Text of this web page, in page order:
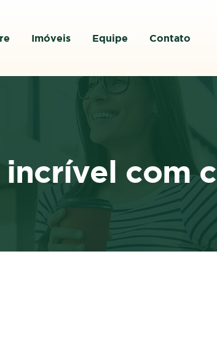
Imóveis Equipe Contato
incrível com